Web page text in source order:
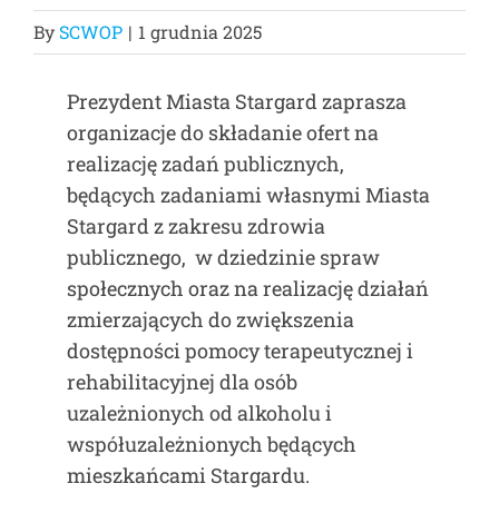
BySCWOP | 1 grudnia 2025
Prezydent Miasta Stargard zaprasza
organizacje do składanie ofert na
realizację zadań publicznych,
będących zadaniami własnymi Miasta
Stargard z zakresu zdrowia
publicznego, w dziedzinie spraw
społecznych oraz na realizację działań
zmierzających do zwiększenia
dostępności pomocy terapeutycznej i
rehabilitacyjnej dla osób
uzależnionych od alkoholu i
współuzależnionych będących
mieszkańcami Stargardu.